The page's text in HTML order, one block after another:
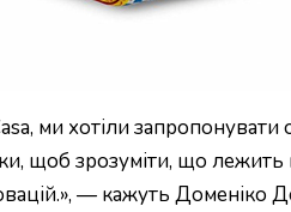
ми хотіли
щоб зрозуміти, що лежить
— кажуть Доменіко